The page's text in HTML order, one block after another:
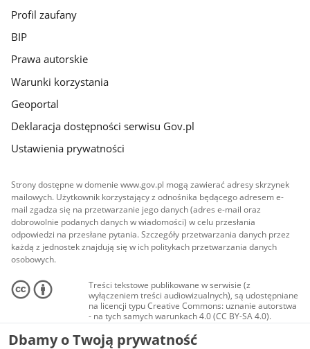
Profil zaufany
BIP
Prawa autorskie
Warunki korzystania
Geoportal
Deklaracja dostępności serwisu Gov.pl
Ustawienia prywatności
Strony dostępne w domenie www.gov.pl mogą zawierać adresy skrzynek
mailowych. Użytkownik korzystający z odnośnika będącego adresem e-
mail zgadza się na przetwarzanie jego danych (adres e-mail oraz
dobrowolnie podanych danych w wiadomości) w celu przesłania
odpowiedzi na przesłane pytania. Szczegóły przetwarzania danych przez
każdą z jednostek znajdują się w ich politykach przetwarzania danych
osobowych.
Treści tekstowe publikowane w serwisie (z
wyłączeniem treści audiowizualnych), są udostępniane
na licencji typu Creative Commons: uznanie autorstwa
- na tych samych warunkach 4.0 (CC BY-SA 4.0).
Materiały audiowizualne, w tym zdjęcia, materiały
audio i wideo, są udostępniane na licencji typu
Dbamy o Twoją prywatność